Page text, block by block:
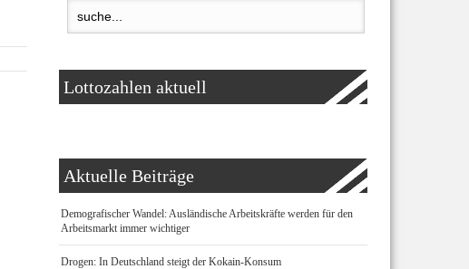
Lottozahlen aktuell
Aktuelle Beiträge
Demografischer Wandel: Ausländische Arbeitskräfte werden für den
Arbeitsmarkt immer wichtiger
Drogen: In Deutschland steigt der Kokain-Konsum